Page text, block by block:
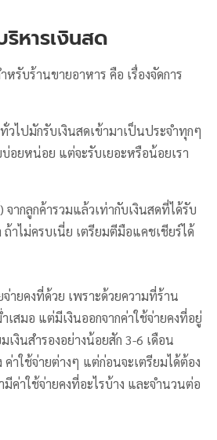
หารเงินสด
หรับร้านขายอาหาร คือ เรื่องจัดการ
ไปมักรับเงินสดเข้ามาเป็นประจำทุกๆ
อยหน่อย แต่จะรับเยอะหรือน้อยเรา
จากลูกค้ารวมแล้วเท่ากับเงินสดที่ได้รับ
าไม่ครบเนี่ย เตรียมตีมือแคชเชียร์ได้
ายคงที่ด้วย เพราะด้วยความที่ร้าน
เสมอ แต่มีเงินออกจากค่าใช้จ่ายคงที่อยู่
เงินสำรองอย่างน้อยสัก 3-6 เดือน
ค่าใช้จ่ายต่างๆ แต่ก่อนจะเตรียมได้ต้อง
มีค่าใช้จ่ายคงที่อะไรบ้าง และจำนวนต่อ